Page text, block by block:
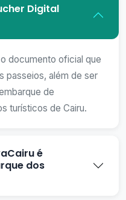
Digital
documento oficial que
passeios, além de ser
de
turísticos de Cairu.
é
dos